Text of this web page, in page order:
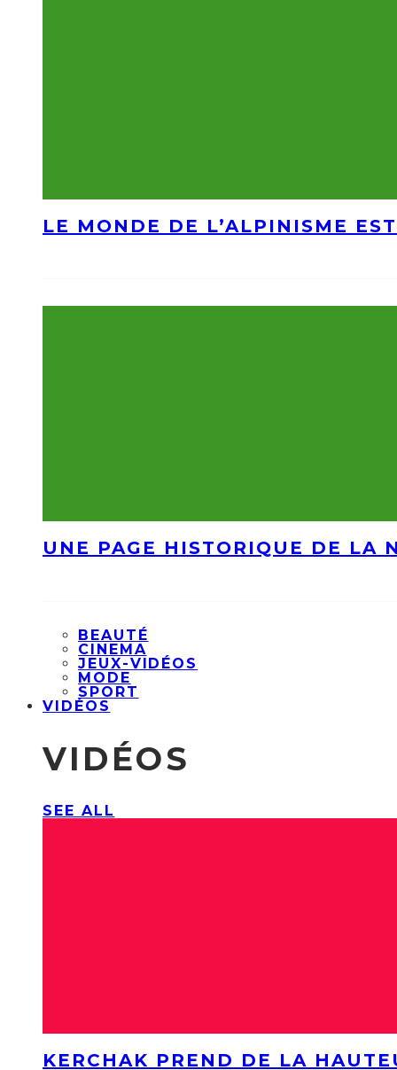
LE MONDE DE L’ALPINISME
UNE PAGE HISTORIQUE DE LA
BEAUTÉ
CINEMA
JEUX-VIDÉOS
MODE
SPORT
VIDÉOS
VIDÉOS
SEE ALL
KERCHAK PREND DE LA